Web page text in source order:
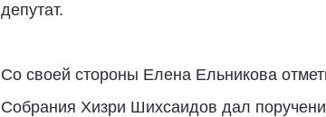
депутат.
Со своей стороны Елена Ельникова
Собрания Хизри Шихсаидов дал